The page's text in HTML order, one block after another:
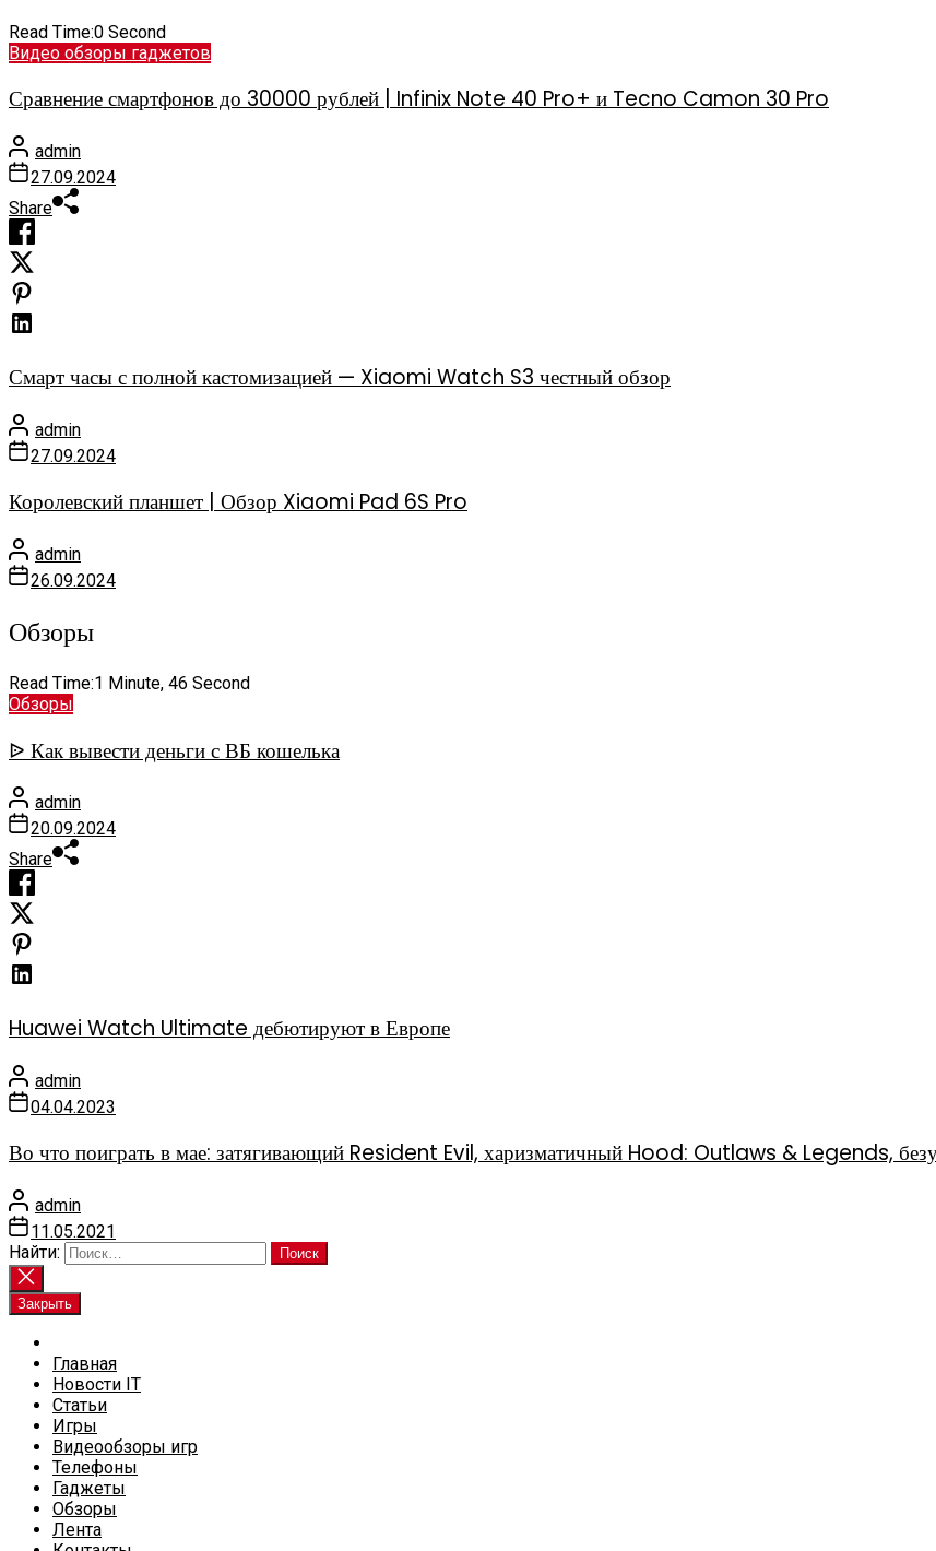
Read Time:0 Second
Видео обзоры гаджетов
Сравнение смартфонов до 30000 рублей | Infinix Note 40 Pro+ и Tecno Camon 30 Pro
admin
27.09.2024
Share
Смарт часы с полной кастомизацией — Xiaomi Watch S3 честный обзор
admin
27.09.2024
Королевский планшет | Обзор Xiaomi Pad 6S Pro
admin
26.09.2024
Обзоры
Read Time:1 Minute, 46 Second
Обзоры
ᐉ Как вывести деньги с ВБ кошелька
admin
20.09.2024
Share
Huawei Watch Ultimate дебютируют в Европе
admin
04.04.2023
Во что поиграть в мае: затягивающий Resident Evil, харизматичный Hood: Outlaws & Legends,
admin
11.05.2021
Найти:
Закрыть
Главная
Новости IT
Статьи
Игры
Видеообзоры игр
Телефоны
Гаджеты
Обзоры
Лента